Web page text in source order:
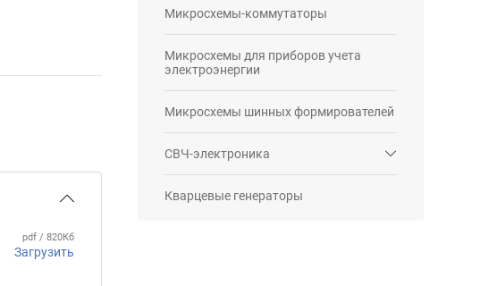
pdf / 820Кб
Загрузить
Микросхемы-коммутаторы
Микросхемы для приборов учета
электроэнергии
Микросхемы шинных формирователей
СВЧ-электроника
Кварцевые генераторы